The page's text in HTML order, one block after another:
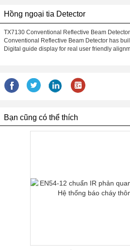
Hồng ngoại tia Detector
TX7130 Conventional Reflective Beam
Conventional Reflective Beam Detector has
Digital guide display for real user friendly
Bạn cũng có thể thích